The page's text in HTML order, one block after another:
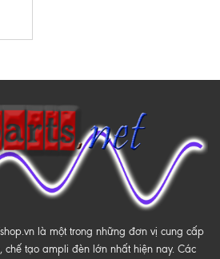
là một trong những đơn vị cung cấp
chế tạo ampli đèn lớn nhất hiện nay. Các